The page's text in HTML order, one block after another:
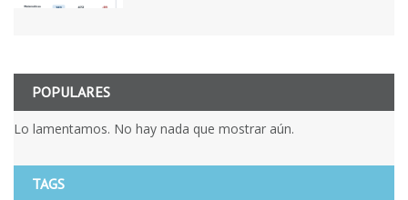
POPULARES
Lo lamentamos. No hay nada que mostrar aún.
TAGS